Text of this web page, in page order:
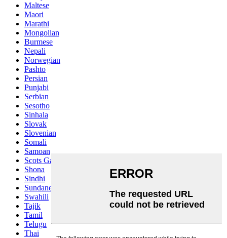
Maltese
Maori
Marathi
Mongolian
Burmese
Nepali
Norwegian
Pashto
Persian
Punjabi
Serbian
Sesotho
Sinhala
Slovak
Slovenian
Somali
Samoan
Scots Gaelic
Shona
Sindhi
Sundanese
Swahili
Tajik
Tamil
Telugu
Thai